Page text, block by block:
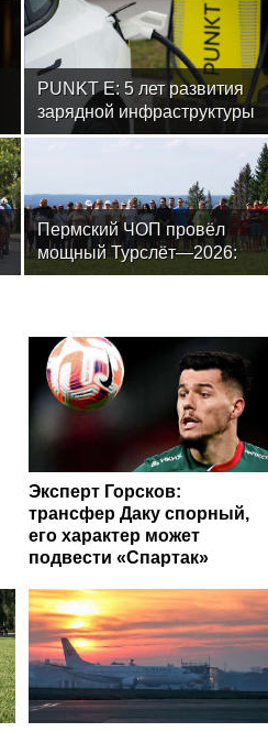
PUNKT E: 5 лет развития
зарядной инфраструктуры
Пермский ЧОП провёл
мощный Турслёт—2026:
фото, результаты и
Эксперт Горсков:
трансфер Даку спорный,
его характер может
подвести «Спартак»